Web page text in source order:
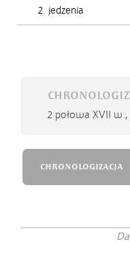
2. jedzenia
2 połowa XVII w.,
CHRONOLOGIZACJA